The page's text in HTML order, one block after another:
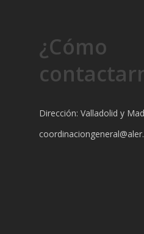
¿Cómo
Dirección: Valladolid y